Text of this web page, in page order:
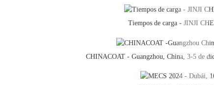
Tiempos de carga - JINJI
CHINACOAT - Guangzhou, China, 3-5 de